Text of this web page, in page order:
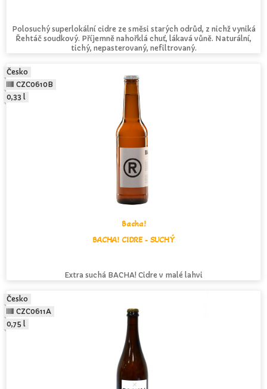
Polosuchý superlokální cidre ze směsi starých odrůd, z nichž vyniká
Řehtáč soudkový. Příjemně nahořklá chuť, lákavá vůně. Naturální,
tichý, nepasterovaný, nefiltrovaný.
Bacha!
BACHA! CIDRE - SUCHÝ
Extra suchá BACHA! Cidre v malé lahvi
Česko
CZC0610B
0,33 l
Česko
CZC0611A
0,75 l